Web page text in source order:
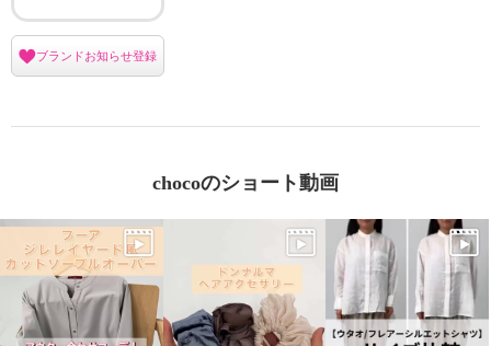
ブランドお知らせ登録
chocoのショート動画